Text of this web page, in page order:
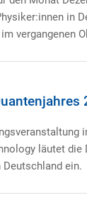
in
vergangenen
läutet
ein.